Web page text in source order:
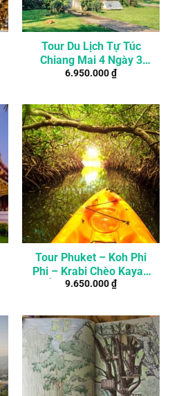
Tour Du Lịch Tự Túc
Chiang Mai 4 Ngày 3
Đêm Từ Hà Nội
6.950.000₫
Tour Phuket – Koh Phi
Phi – Krabi Chèo Kayak
Ở Rừng Mangrove
9.650.000₫